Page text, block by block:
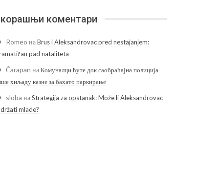
коментари
Romeo наBrus i Aleksandrovac pred nestajanjem:
pad nataliteta
Čarapan наКомуналци ћуте док саобраћајна полиција
хиљаду казне за бахато паркирање
sloba наStrategija za opstanak: Može li Aleksandrovac
mlade?